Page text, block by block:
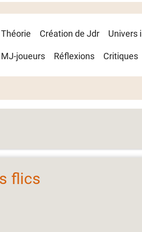
Théorie Création de Jdr Univers
joueurs Réflexions Critiques
flics